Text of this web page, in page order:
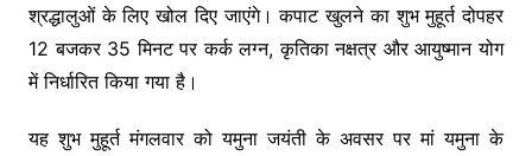
श्रद्धालुओं के लिए खोल दिए जाएंगे। कपाट खुलने का शुभ मुहूर्त दोपहर
12 बजकर 35 मिनट पर कर्क लग्न, कृतिका नक्षत्र और आयुष्मान योग
में निर्धारित किया गया है।
यह शुभ मुहूर्त मंगलवार को यमुना जयंती के अवसर पर मां यमुना के